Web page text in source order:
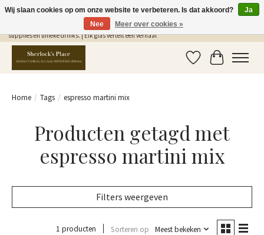
Gratis Verzending in NL vanaf €75,- | Sherlocks Place: dé plek voor MONIN siropen, bar
supplies en unieke drinks. | Elk glas vertelt een verhaal
Verlanglijst
Home / Tags / espresso martini mix
Producten getagd met
espresso martini mix
Filters weergeven
1 producten Sorteren op Meest bekeken
Wij slaan cookies op om onze website te verbeteren. Is dat akkoord?
Ja
Nee
Meer over cookies »